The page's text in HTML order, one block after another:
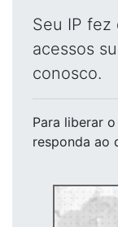
Seu IP fez
acessos
conosco.
Para liberar
responda ao